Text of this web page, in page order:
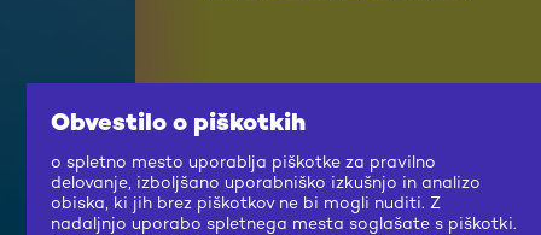
Obvestilo o piškotkih
o spletno mesto uporablja piškotke za pravilno
delovanje, izboljšano uporabniško izkušnjo in analizo
obiska, ki jih brez piškotkov ne bi mogli nuditi. Z
nadaljnjo uporabo spletnega mesta soglašate s piškotki.